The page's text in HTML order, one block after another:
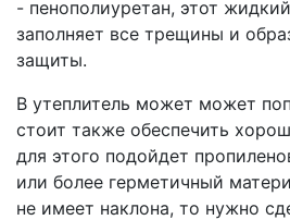
- пенополиуретан, этот
заполняет все трещины и
защиты.
В утеплитель может может
стоит также обеспечить
для этого подойдет
или более герметичный
не имеет наклона, то нужно